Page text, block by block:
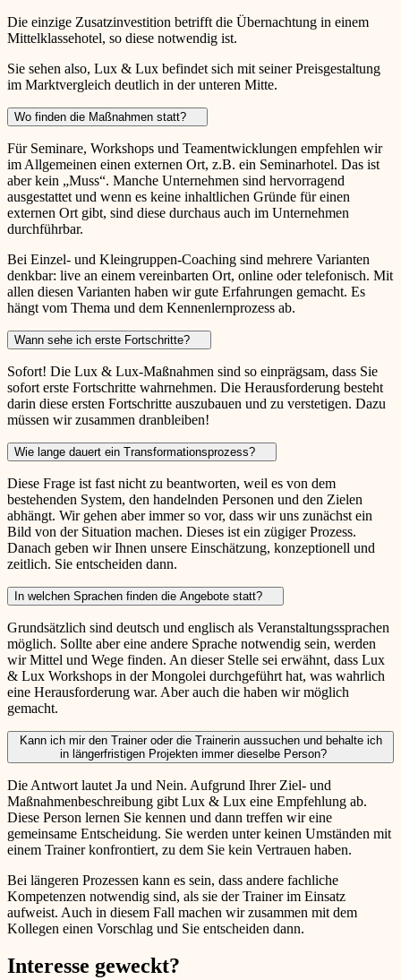
Die einzige Zusatzinvestition betrifft die Übernachtung in einem
Mittelklassehotel, so diese notwendig ist.
Sie sehen also, Lux & Lux befindet sich mit seiner Preisgestaltung
im Marktvergleich deutlich in der unteren Mitte.
Wo finden die Maßnahmen statt?
Für Seminare, Workshops und Teamentwicklungen empfehlen wir
im Allgemeinen einen externen Ort, z.B. ein Seminarhotel. Das ist
aber kein „Muss“. Manche Unternehmen sind hervorragend
ausgestattet und wenn es keine inhaltlichen Gründe für einen
externen Ort gibt, sind diese durchaus auch im Unternehmen
durchführbar.
Bei Einzel- und Kleingruppen-Coaching sind mehrere Varianten
denkbar: live an einem vereinbarten Ort, online oder telefonisch. Mit
allen diesen Varianten haben wir gute Erfahrungen gemacht. Es
hängt vom Thema und dem Kennenlernprozess ab.
Wann sehe ich erste Fortschritte?
Sofort! Die Lux & Lux-Maßnahmen sind so einprägsam, dass Sie
sofort erste Fortschritte wahrnehmen. Die Herausforderung besteht
darin diese ersten Fortschritte auszubauen und zu verstetigen. Dazu
müssen wir zusammen dranbleiben!
Wie lange dauert ein Transformationsprozess?
Diese Frage ist fast nicht zu beantworten, weil es von dem
bestehenden System, den handelnden Personen und den Zielen
abhängt. Wir gehen aber immer so vor, dass wir uns zunächst ein
Bild von der Situation machen. Dieses ist ein zügiger Prozess.
Danach geben wir Ihnen unsere Einschätzung, konzeptionell und
zeitlich. Sie entscheiden dann.
In welchen Sprachen finden die Angebote statt?
Grundsätzlich sind deutsch und englisch als Veranstaltungssprachen
möglich. Sollte aber eine andere Sprache notwendig sein, werden
wir Mittel und Wege finden. An dieser Stelle sei erwähnt, dass Lux
& Lux Workshops in der Mongolei durchgeführt hat, was wahrlich
eine Herausforderung war. Aber auch die haben wir möglich
gemacht.
Kann ich mir den Trainer oder die Trainerin aussuchen und behalte ich
in längerfristigen Projekten immer dieselbe Person?
Die Antwort lautet Ja und Nein. Aufgrund Ihrer Ziel- und
Maßnahmenbeschreibung gibt Lux & Lux eine Empfehlung ab.
Diese Person lernen Sie kennen und dann treffen wir eine
gemeinsame Entscheidung. Sie werden unter keinen Umständen mit
einem Trainer konfrontiert, zu dem Sie kein Vertrauen haben.
Bei längeren Prozessen kann es sein, dass andere fachliche
Kompetenzen notwendig sind, als sie der Trainer im Einsatz
aufweist. Auch in diesem Fall machen wir zusammen mit dem
Kollegen einen Vorschlag und Sie entscheiden dann.
Interesse geweckt?